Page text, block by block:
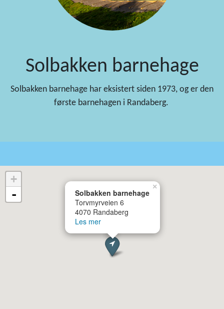
Solbakken barnehage
Solbakken barnehage har eksistert siden 1973, og er den
første barnehagen i Randaberg.
×
Solbakken barnehage
Torvmyrveien 6
4070 Randaberg
Les mer
+
-